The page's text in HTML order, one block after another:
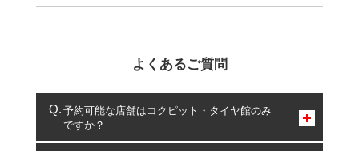
よくあるご質問
予約可能な店舗はコクピット・タイヤ館のみ
ですか？